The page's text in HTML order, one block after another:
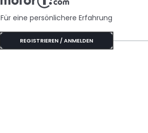
Specials
Für eine persönlichere Erfahrung
REGISTRIEREN / ANMELDEN